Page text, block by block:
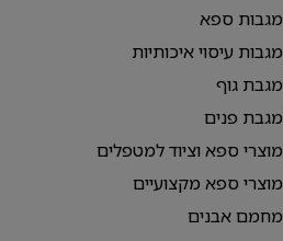
מגבות ספא
מגבות עיסוי איכותיות
מגבת גוף
מגבת פנים
מוצרי ספא וציוד למטפלים
מוצרי ספא מקצועיים
מחמם אבנים